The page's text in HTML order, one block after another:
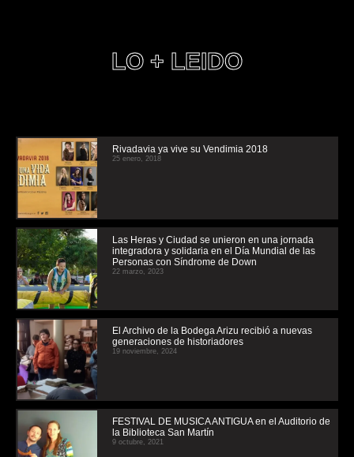
LO + LEIDO
Rivadavia ya vive su Vendimia 2018
25 enero, 2018
Las Heras y Ciudad se unieron en una jornada
integradora y solidaria en el Día Mundial de las
Personas con Síndrome de Down
22 marzo, 2023
El Archivo de la Bodega Arizu recibió a nuevas
generaciones de historiadores
19 noviembre, 2024
FESTIVAL DE MUSICA ANTIGUA en el Auditorio de
la Biblioteca San Martín
9 octubre, 2021